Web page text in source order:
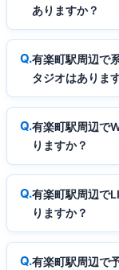
ありますか？
有楽町駅周辺で
タジオはありま
有楽町駅周辺で
りますか？
有楽町駅周辺で
りますか？
有楽町駅周辺で